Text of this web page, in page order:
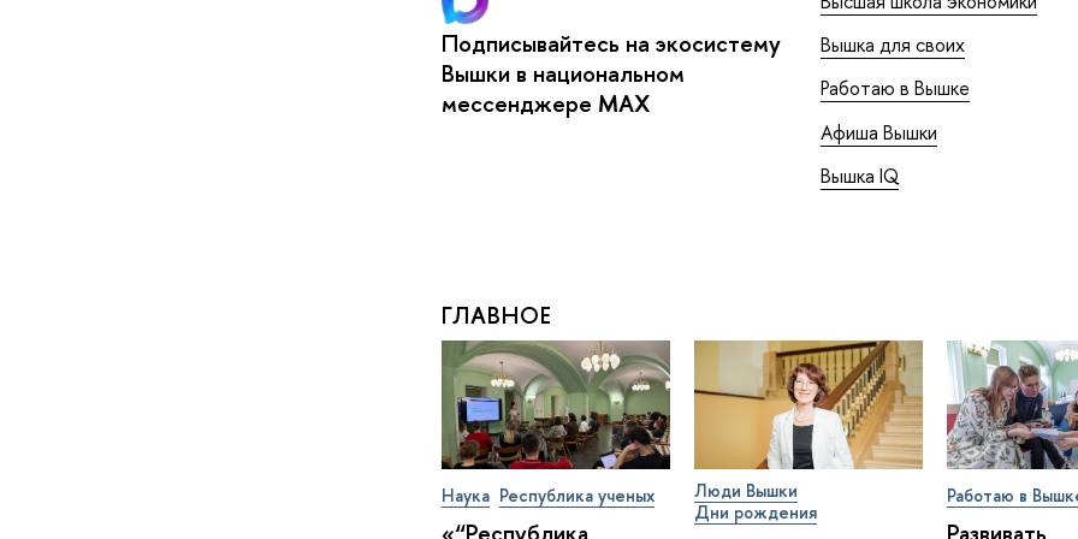
Подписывайтесь на экосистему
Вышки в национальном
мессенджере MAX
Вышка для своих
Работаю в Вышке
Афиша Вышки
Вышка IQ
ГЛАВНОЕ
Наука Республика ученых
Люди Вышки
Дни рождения
Работаю в